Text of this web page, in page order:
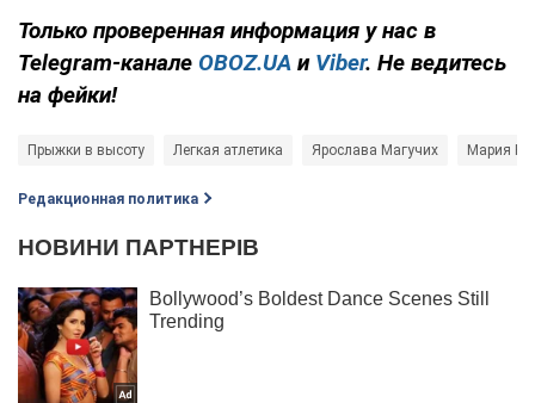
Только проверенная информация у нас в
Telegram-канале OBOZ.UA и Viber. Не ведитесь
на фейки!
Прыжки в высоту Легкая атлетика Ярослава Магучих Мария
Редакционная политика